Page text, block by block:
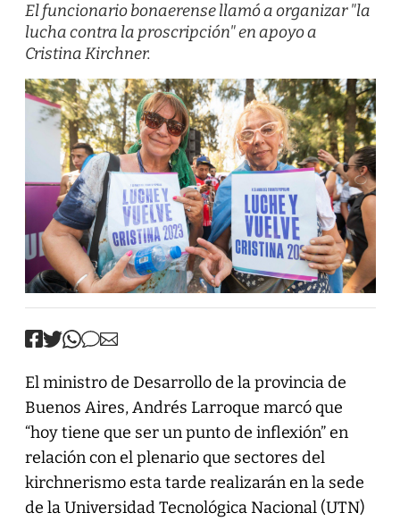
El funcionario bonaerense llamó a organizar "la
lucha contra la proscripción" en apoyo a
Cristina Kirchner.
El ministro de Desarrollo de la provincia de
Buenos Aires, Andrés Larroque marcó que
“hoy tiene que ser un punto de inflexión” en
relación con el plenario que sectores del
kirchnerismo esta tarde realizarán en la sede
de la Universidad Tecnológica Nacional (UTN)